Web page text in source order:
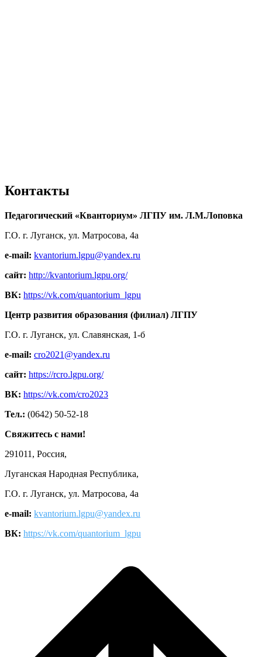
Контакты
Педагогический «Кванториум» ЛГПУ им. Л.М.Лоповка
Г.О. г. Луганск, ул. Матросова, 4а
e-mail: kvantorium.lgpu@yandex.ru
сайт: http://kvantorium.lgpu.org/
ВК: https://vk.com/quantorium_lgpu
Центр развития образования (филиал) ЛГПУ
Г.О. г. Луганск, ул. Славянская, 1-б
e-mail: cro2021@yandex.ru
сайт: https://rcro.lgpu.org/
ВК: https://vk.com/cro2023
Тел.: (0642) 50-52-18
Свяжитесь с нами!
291011, Россия,
Луганская Народная Республика,
Г.О. г. Луганск, ул. Матросова, 4а
e-mail: kvantorium.lgpu@yandex.ru
ВК: https://vk.com/quantorium_lgpu